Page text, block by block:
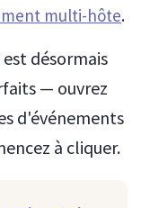
multi-hôte.
désormais
— ouvrez
d'événements
à cliquer.